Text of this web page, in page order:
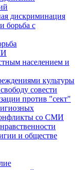
дискриминация
борьба с
населением и
культуры
совести
против "сект"
со СМИ
и обществе